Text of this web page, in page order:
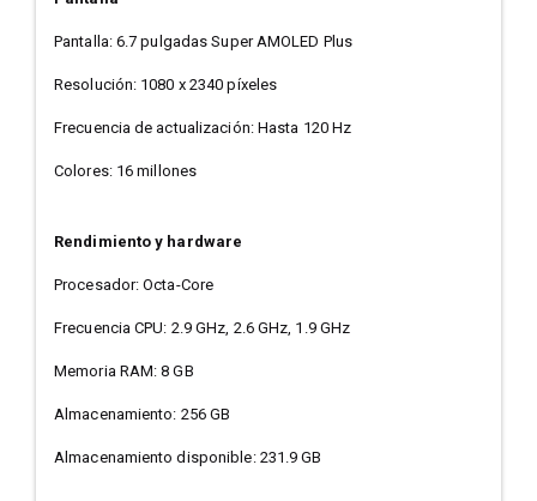
Pantalla: 6.7 pulgadas Super AMOLED Plus
Resolución: 1080 x 2340 píxeles
Frecuencia de actualización: Hasta 120 Hz
Colores: 16 millones
Rendimiento y hardware
Procesador: Octa-Core
Frecuencia CPU: 2.9 GHz, 2.6 GHz, 1.9 GHz
Memoria RAM: 8 GB
Almacenamiento: 256 GB
Almacenamiento disponible: 231.9 GB